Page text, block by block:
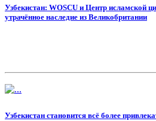
Узбекистан: WOSCU и Центр исламской
утрачённое наследие из Великобритании
Узбекистан становится всё более